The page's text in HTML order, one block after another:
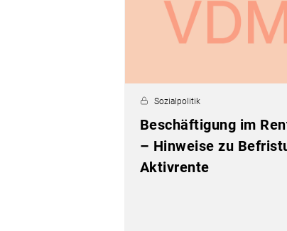
Sozialpolitik
Beschäftigung im
– Hinweise zu
Aktivrente